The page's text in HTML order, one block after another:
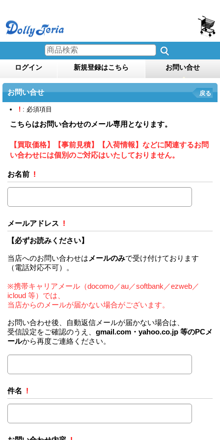
ログイン 新規登録はこちら お問い合せ
お問い合せ 戻る
! : 必須項目
こちらはお問い合わせのメール専用となります。
【買取価格】【事前見積】【入荷情報】などに関連するお問
い合わせには個別のご対応はいたしておりません。
お名前 !
メールアドレス !
【必ずお読みください】
当店へのお問い合わせは メールのみで受け付けております
（電話対応不可）。
※携帯キャリアメール（docomo／au／softbank／ezweb／
icloud 等）では、
当店からのメールが届かない場合がございます。
お問い合わせ後、自動返信メールが届かない場合は、
受信設定をご確認のうえ、 gmail.com・yahoo.co.jp 等のPCメ
ールから再度ご連絡ください。
件名 !